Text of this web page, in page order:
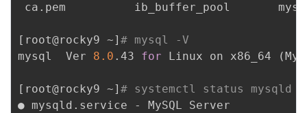
ca.pem          ib_buffer_pool
[ root@rocky9 ~] # mysql -V
mysql  Ver 8.0 .43 for Linux on x86_64 (
[ root@rocky9 ~] # systemctl status mysqld
● mysqld.service - MySQL Server